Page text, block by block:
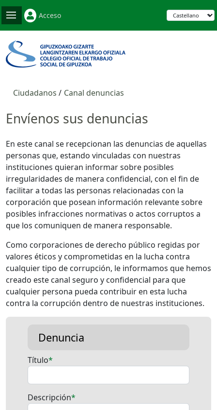
Acceso
Ciudadanos Canal denuncias
Envíenos sus denuncias
En este canal se recepcionan las denuncias de aquellas
personas que, estando vinculadas con nuestras
instituciones quieran informar sobre posibles
irregularidades de manera confidencial, con el fin de
facilitar a todas las personas relacionadas con la
corporación que posean información relevante sobre
posibles infracciones normativas o actos corruptos a
que los comuniquen de manera responsable.
Como corporaciones de derecho público regidas por
valores éticos y comprometidas en la lucha contra
cualquier tipo de corrupción, le informamos que hemos
creado este canal seguro y confidencial para que
cualquier persona pueda contribuir en esta lucha
contra la corrupción dentro de nuestras instituciones.
Denuncia
Título
Descripción